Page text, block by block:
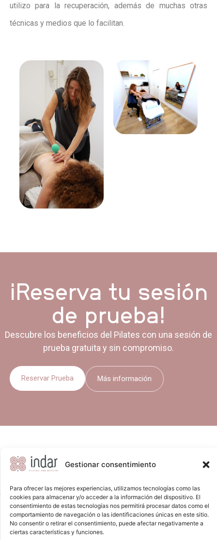
Gestionar consentimiento
Para ofrecer las mejores experiencias, utilizamos tecnologías como las
cookies para almacenar y/o acceder a la información del dispositivo. El
consentimiento de estas tecnologías nos permitirá procesar datos como el
comportamiento de navegación o las identificaciones únicas en este sitio.
No consentir o retirar el consentimiento, puede afectar negativamente a
ciertas características y funciones.
utilizo para la recuperación, además de muchas otras
técnicas y medios que lo facilitan.
¡Reserva tu sesión
de prueba!
Descubre los beneficios del Pilates con una sesión de
prueba gratuita y sin compromiso.
Reservar Prueba Más información
Aviso legal